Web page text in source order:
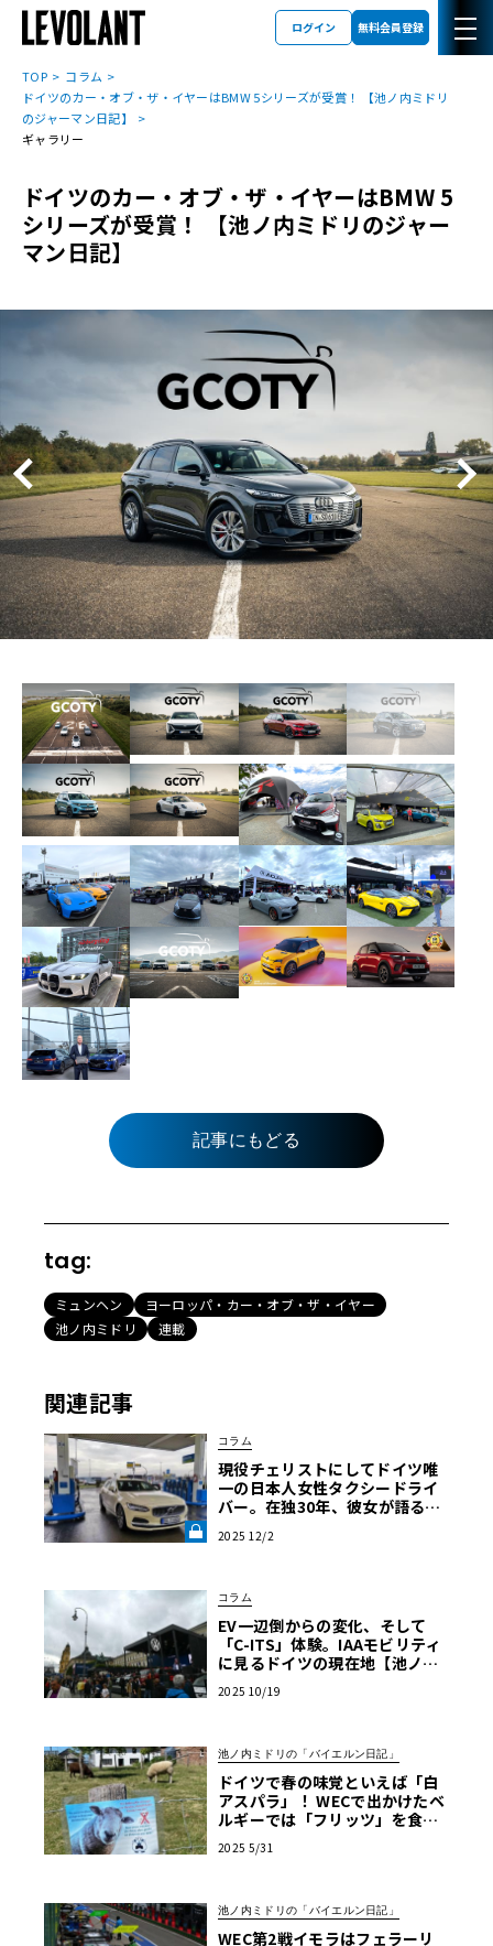
ログイン 無料会員登録
TOP
コラム
ドイツのカー・オブ・ザ・イヤーはBMW 5シリーズが受賞！ 【池ノ内ミドリ
のジャーマン日記】
ギャラリー
ドイツのカー・オブ・ザ・イヤーはBMW 5
シリーズが受賞！ 【池ノ内ミドリのジャー
マン日記】
記事にもどる
tag:
ミュンヘン
ヨーロッパ・カー・オブ・ザ・イヤー
池ノ内ミドリ
連載
関連記事
コラム
現役チェリストにしてドイツ唯
一の日本人女性タクシードライ
バー。在独30年、彼女が語る現
B》
2025 12/2
コラム
EV一辺倒からの変化、そして
「C-ITS」体験。IAAモビリティ
に見るドイツの現在地【池ノ内
2025 10/19
池ノ内ミドリの「バイエルン日記」
ドイツで春の味覚といえば「白
アスパラ」！ WECで出かけたベ
ルギーでは「フリッツ」を食べ
リのジャーマン日記】
2025 5/31
池ノ内ミドリの「バイエルン日記」
WEC第2戦イモラはフェラーリ